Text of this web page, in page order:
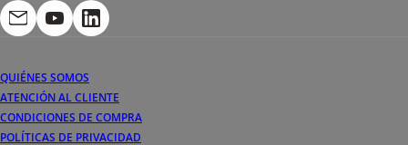
QUIÉNES SOMOS
ATENCIÓN AL CLIENTE
CONDICIONES DE COMPRA
POLÍTICAS DE PRIVACIDAD